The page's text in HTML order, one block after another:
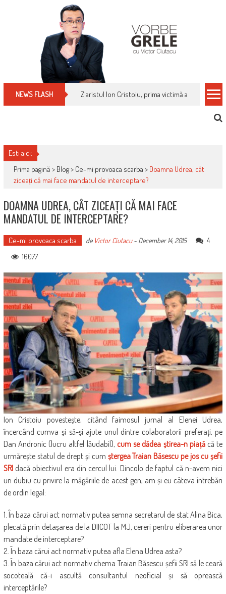
NEWS FLASH Ziaristul Ion Cristoiu, prima victimă a noi
Esti aici:
Prima pagină > Blog> Ce-mi provoaca scarba > Doamna Udrea, cât
ziceați că mai face mandatul de interceptare?
DOAMNA UDREA, CÂT ZICEAȚI CĂ MAI FACE
MANDATUL DE INTERCEPTARE?
Ce-mi provoaca scarba de Victor Ciutacu- December 14, 2015
4
16077
Ion Cristoiu povestește, citând faimosul jurnal al Elenei Udrea,
încercând cumva și să-și ajute unul dintre colaboratorii preferați, pe
Dan Andronic (lucru altfel lăudabil), cum se dădea știrea-n piațăcă te
urmărește statul de drept și cum ștergea Traian Băsescu pe jos cu șefii
SRIdacă obiectivul era din cercul lui. Dincolo de faptul că n-avem nici
un dubiu cu privire la măgăriile de acest gen, am și eu câteva întrebări
de ordin legal:
1. În baza cărui act normativ putea semna secretarul de stat Alina Bica,
plecată prin detașarea de la DIICOT la MJ, cereri pentru eliberarea unor
mandate de interceptare?
2. În baza cărui act normativ putea afla Elena Udrea asta?
3. În baza cărui act normativ chema Traian Băsescu șefii SRI să le ceară
socoteală că-i ascultă consultantul neoficial și să oprească
interceptările?